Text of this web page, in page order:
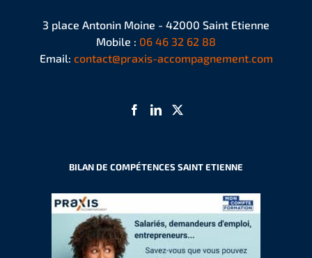
3 place Antonin Moine - 42000 Saint Etienne
Mobile : 06 46 32 62 88
Email: contact@praxis-accompagnement.com
BILAN DE COMPÉTENCES SAINT ETIENNE